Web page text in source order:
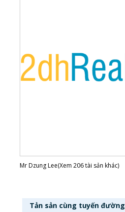
Mr Dzung Lee(Xem 206 tài sản khác)
Tản sản cùng tuyến đường